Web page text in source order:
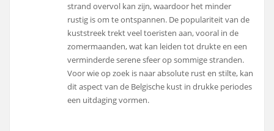
strand overvol kan zijn, waardoor het minder
rustig is om te ontspannen. De populariteit van de
kuststreek trekt veel toeristen aan, vooral in de
zomermaanden, wat kan leiden tot drukte en een
verminderde serene sfeer op sommige stranden.
Voor wie op zoek is naar absolute rust en stilte, kan
dit aspect van de Belgische kust in drukke periodes
een uitdaging vormen.